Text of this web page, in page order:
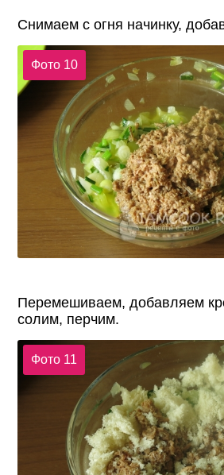
Снимаем с огня начинку,
Фото 10
Перемешиваем, добавляем
солим, перчим.
Фото 11